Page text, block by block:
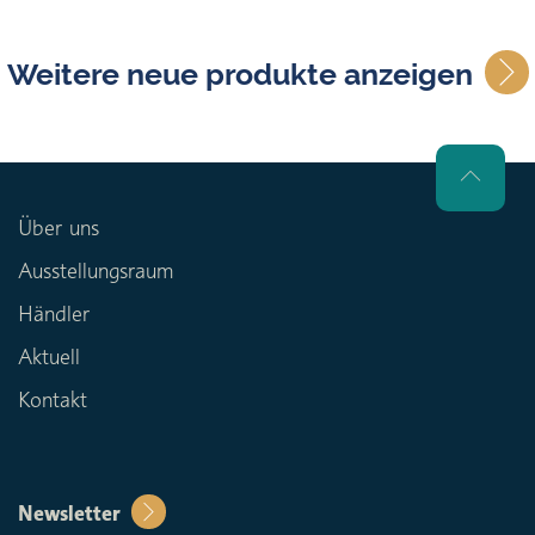
Weitere neue produkte anzeigen
Über uns
Ausstellungsraum
Händler
Aktuell
Kontakt
Newsletter